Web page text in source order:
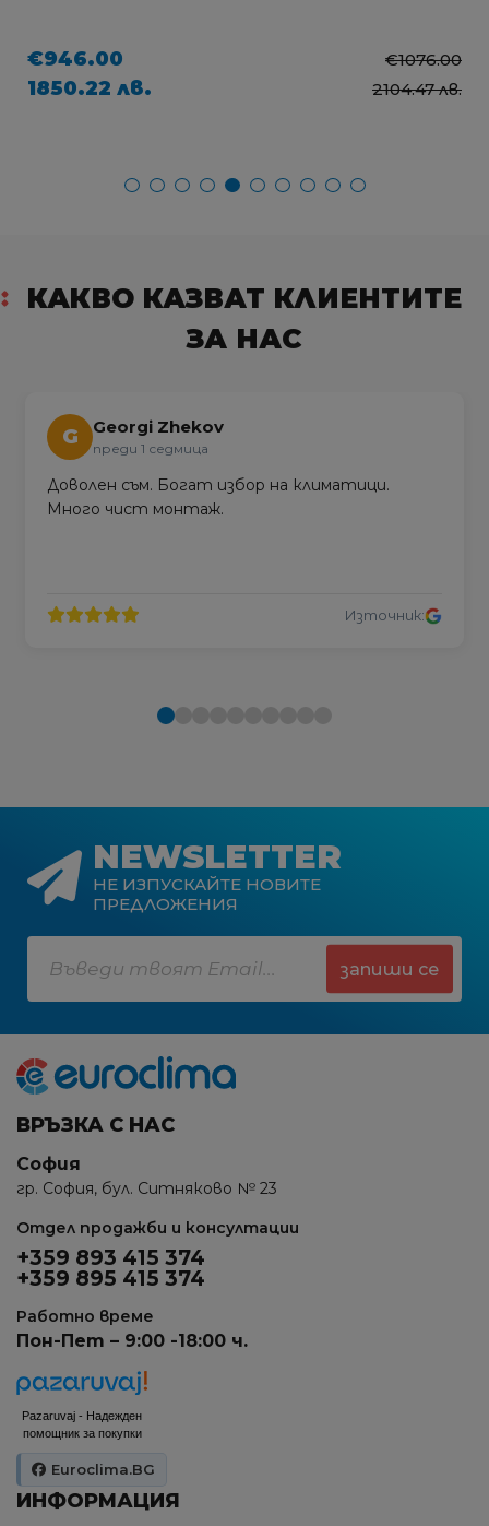
€946.00 €1076.00
1850.22 лв. 2104.47 лв.
КАКВО КАЗВАТ КЛИЕНТИТЕ
ЗА НАС
G Georgi Zhekov
преди 1 седмица
Доволен съм. Богат избор на климатици.
Много чист монтаж.
Източник:
NEWSLETTER
НЕ ИЗПУСКАЙТЕ НОВИТЕ
ПРЕДЛОЖЕНИЯ
запиши се
ВРЪЗКА С НАС
София
гр. София, бул. Ситняково № 23
Отдел продажби и консултации
+359 893 415 374
+359 895 415 374
Работно време
Пон-Пет – 9:00 -18:00 ч.
Pazaruvaj - Надежден
помощник за покупки
Euroclima.BG
ИНФОРМАЦИЯ